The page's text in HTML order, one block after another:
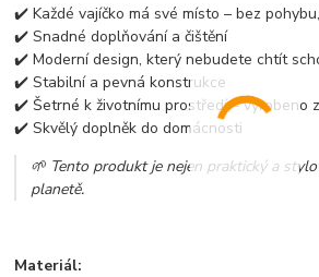
✔️ Každé vajíčko má své místo – bez
✔️ Snadné doplňování a čištění
✔️ Moderní design, který nebudete chtít
✔️ Stabilní a pevná konstrukce
✔️ Šetrné k životnímu prostředí – vyrobeno
✔️ Skvělý doplněk do domácnosti
🌱 Tento produkt je nejen praktický a
planetě.
Materiál: